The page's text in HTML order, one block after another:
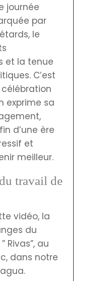
journée
par
le
et la tenue
C’est
exprime sa
d’une ère
et
meilleur.
travail de
vidéo, la
du
Rivas”, au
dans notre